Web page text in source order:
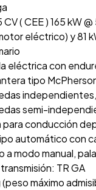
( CEE ) 165 kW
eléctrico) y 81
eléctrica con
tipo
semi-
conducción
automático con
a modo manual,
TR GA
máximo